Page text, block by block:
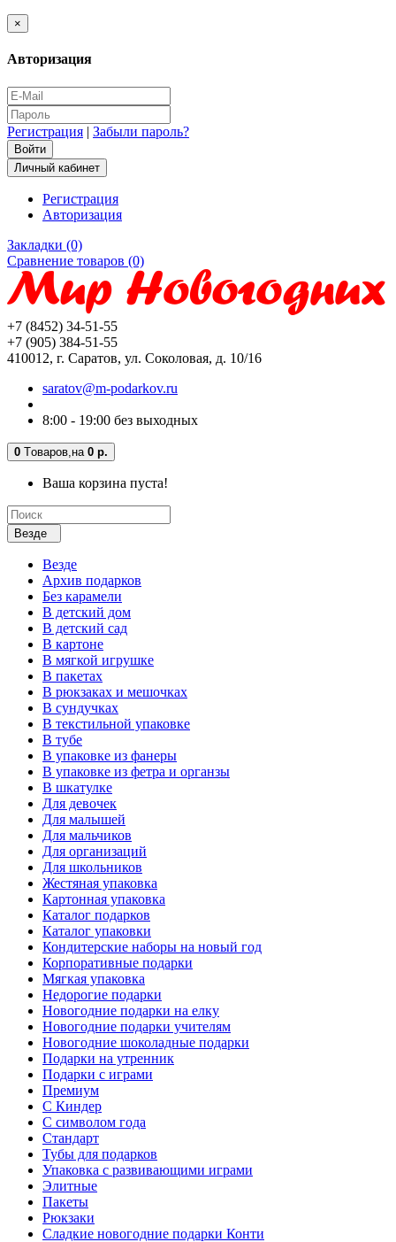
×
Авторизация
Регистрация | Забыли пароль?
Личный кабинет
Регистрация
Авторизация
Закладки (0)
Сравнение товаров (0)
+7 (8452) 34-51-55
+7 (905) 384-51-55
410012, г. Саратов, ул. Соколовая, д. 10/16
saratov@m-podarkov.ru
8:00 - 19:00 без выходных
0 Tоваров, на 0 р.
Ваша корзина пуста!
Везде
Везде
Архив подарков
Без карамели
В детский дом
В детский сад
В картоне
В мягкой игрушке
В пакетах
В рюкзаках и мешочках
В сундучках
В текстильной упаковке
В тубе
В упаковке из фанеры
В упаковке из фетра и органзы
В шкатулке
Для девочек
Для малышей
Для мальчиков
Для организаций
Для школьников
Жестяная упаковка
Картонная упаковка
Каталог подарков
Каталог упаковки
Кондитерские наборы на новый год
Корпоративные подарки
Мягкая упаковка
Недорогие подарки
Новогодние подарки на елку
Новогодние подарки учителям
Новогодние шоколадные подарки
Подарки на утренник
Подарки с играми
Премиум
С Киндер
С символом года
Стандарт
Тубы для подарков
Упаковка с развивающими играми
Элитные
Пакеты
Рюкзаки
Сладкие новогодние подарки Конти